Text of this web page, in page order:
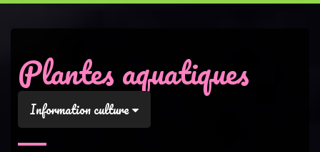
le
Plantes aquatiques
Information culture